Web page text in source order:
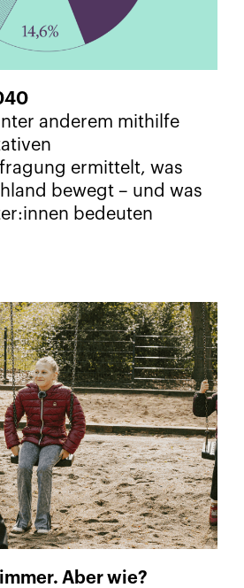
anderem mithilfe
ermittelt, was
bewegt – und was
bedeuten
Aber wie?